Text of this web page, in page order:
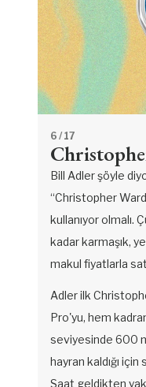
6 / 17
Bill Adler şöyle
“Christopher
kullanıyor olmalı.
kadar karmaşık,
makul fiyatlarla
Adler ilk
Pro'yu, hem
seviyesinde 600
hayran kaldığı için
Saat geldikten